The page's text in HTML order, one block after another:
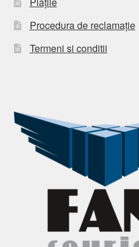
Procedura de reclamație
Termeni si conditii